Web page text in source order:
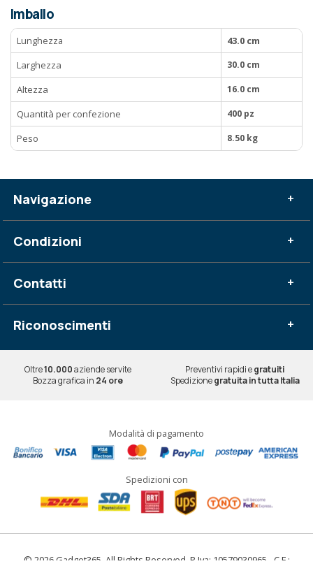
Imballo
Lunghezza
43.0 cm
Larghezza
30.0 cm
Altezza 16.0 cm
Quantità per confezione 400 pz
Peso 8.50 kg
Navigazione +
Condizioni +
Contatti +
Riconoscimenti +
Oltre10.000aziende servite Preventivi rapidi egratuiti
Bozza grafica in 24 ore Spedizionegratuita in tutta Italia
Modalità di pagamento
Spedizioni con
© 2026 Gadget365. All Rights Reserved. P.Iva: 10579030965 - C.F.: